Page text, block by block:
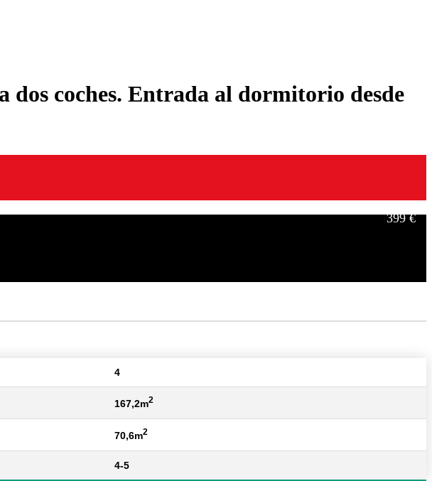
dos coches. Entrada al dormitorio desde
399 €
4
167,2m2
70,6m2
4-5